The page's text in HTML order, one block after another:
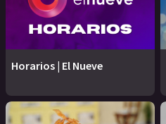
Horarios | El Nueve